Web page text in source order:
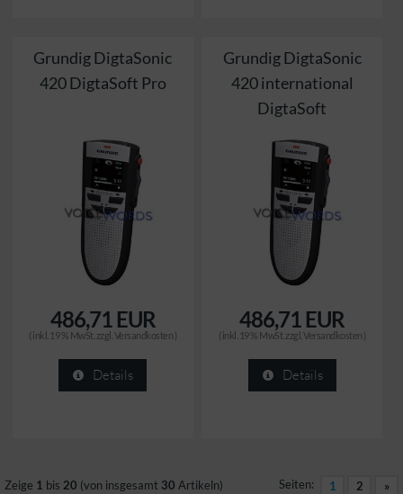
Grundig DigtaSonic
420 DigtaSoft Pro
486,71 EUR
( inkl. 19 % MwSt. zzgl. Versandkosten )
Details
Grundig DigtaSonic
420 international
DigtaSoft
486,71 EUR
( inkl. 19 % MwSt. zzgl.Versandkosten )
Details
Zeige 1 bis 20 (von insgesamt 30 Artikeln) Seiten: 1 2 »